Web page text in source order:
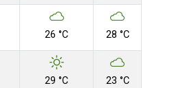
26 °C 28 °C
29 °C 23 °C